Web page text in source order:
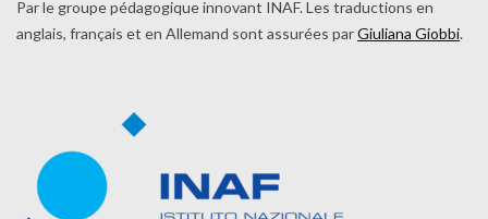
Par le groupe pédagogique innovant INAF. Les traductions en
anglais, français et en Allemand sont assurées parGiuliana Giobbi.